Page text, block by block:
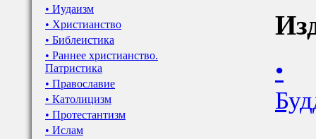
• Иудаизм
• Христианство
• Библеистика
• Раннее христианство.
Патристика
• Православие
• Католицизм
• Протестантизм
• Ислам
•